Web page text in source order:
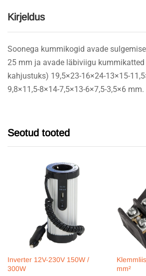
Kirjeldus
Soonega kummikogid avade
25 mm ja avade läbiviigu kummikatted
kahjustuks) 19,5×23-16×24-13×15-
9,8×11,5-8×14-7,5×13-6×7,5-3,5×6
Seotud tooted
Inverter 12V-230V 150W /
300W
mm²